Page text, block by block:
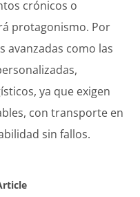
crónicos o
protagonismo. Por
avanzadas como las
ya que exigen
con transporte en
sin fallos.